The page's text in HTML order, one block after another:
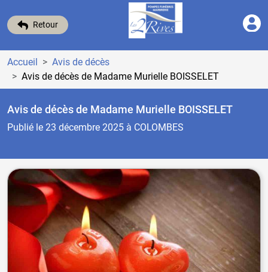
Retour
Accueil
Avis de décès
Avis de décès de Madame Murielle BOISSELET
Avis de décès de Madame Murielle BOISSELET
Publié le 23 décembre 2025 à COLOMBES